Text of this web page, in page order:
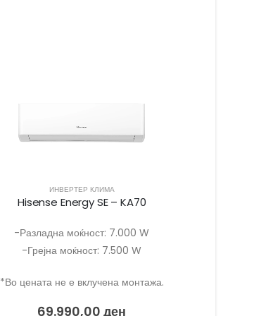
ИНВЕРТЕР КЛИМА
Hisense Energy SE – KA70
-Разладна моќност: 7.000 W
-Грејна моќност: 7.500 W
*Во цената не е вклучена монтажа.
69.990,00ден